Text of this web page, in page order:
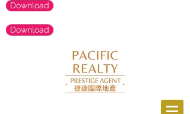
Download
Download